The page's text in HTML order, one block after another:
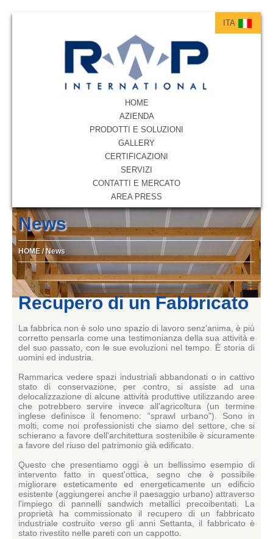
ITA
HOME
AZIENDA
PRODOTTI E SOLUZIONI
GALLERY
CERTIFICAZIONI
SERVIZI
CONTATTI E MERCATO
AREA PRESS
News
HOME/ News
Recupero di un Fabbricato
La fabbrica non è solo uno spazio di lavoro senz'anima, è più
corretto pensarla come una testimonianza della sua attività e
del suo passato, con le sue evoluzioni nel tempo. È storia di
uomini ed industria.
Rammarica vedere spazi industriali abbandonati o in cattivo
stato di conservazione, per contro, si assiste ad una
delocalizzazione di alcune attività produttive utilizzando aree
che potrebbero servire invece all'agricoltura (un termine
inglese definisce il fenomeno: “sprawl urbano”). Sono in
molti, come noi professionisti che siamo del settore, che si
schierano a favore dell'architettura sostenibile è sicuramente
a favore del riuso del patrimonio già edificato.
Questo che presentiamo oggi è un bellissimo esempio di
intervento fatto in quest'ottica, segno che è possibile
migliorare esteticamente ed energeticamente un edificio
esistente (aggiungerei anche il paesaggio urbano) attraverso
l'impiego di pannelli sandwich metallici precoibentati. La
proprietà ha commissionato il recupero di un fabbricato
industriale costruito verso gli anni Settanta, il fabbricato è
stato rivestito nelle pareti con un cappotto.